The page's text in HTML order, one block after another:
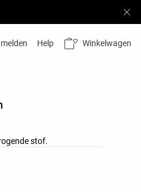
Help Winkelwagen
stof.